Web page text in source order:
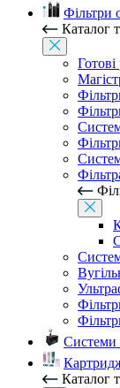
Фільтри
Каталог
Системи
Каталог